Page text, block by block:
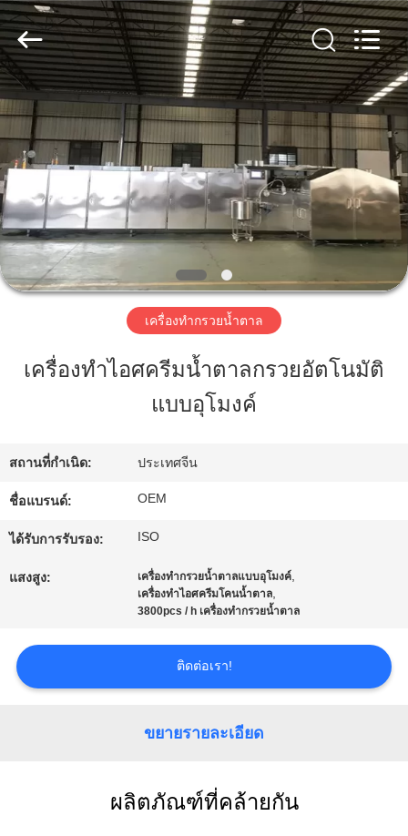
บ้าน
ผลิตภัณฑ์
เกี่ยว
กับ
ควบคุม
คุณภาพ
เรา
2026
Beijing
Silk
Road
Enterprise
Management
Services
Co.,LTD.
Rights
Reserved.
เครื่องทำกรวยน้ำตาล
เครื่องทำไอศครีมน้ำตาลกรวยอัตโนมัติ
แบบอุโมงค์
สถานที่กำเนิด: ประเทศจีน
ชื่อแบรนด์: OEM
ได้รับการรับรอง: ISO
แสงสูง: เครื่องทำกรวยน้ำตาลแบบอุโมงค์,
เครื่องทำไอศครีมโคนน้ำตาล,
3800pcs / h เครื่องทำกรวยน้ำตาล
ติดต่อเรา!
ขยายรายละเอียด
ผลิตภัณฑ์ที่คล้ายกัน